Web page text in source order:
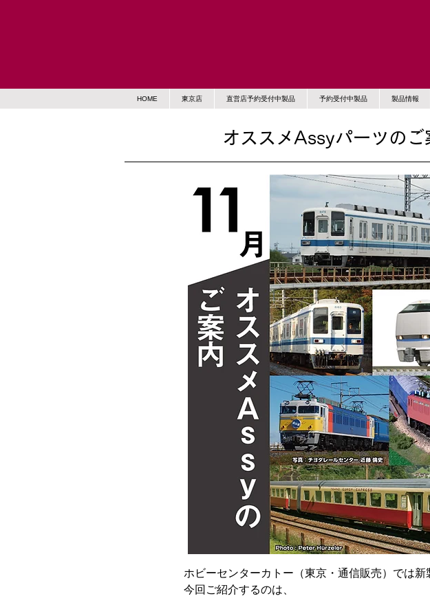
HOME 東京店 直営店予約受付中製品 予約受付中製品 製品情報
オススメAssyパーツの
ホビーセンターカトー（東京・通信販売）では
今回ご紹介するのは、